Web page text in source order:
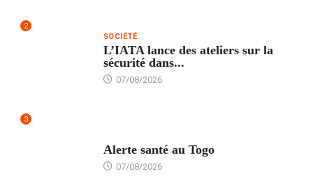
2
SOCIÉTÉ
L’IATA lance des ateliers sur la
sécurité dans...
07/08/2026
3
Alerte santé au Togo
07/08/2026